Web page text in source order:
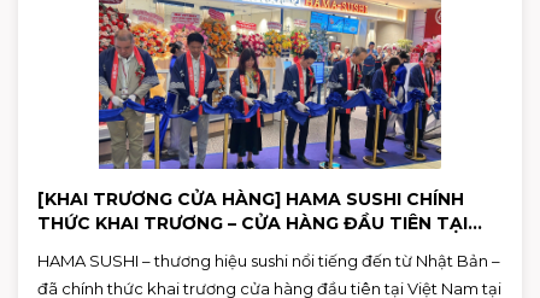
[KHAI TRƯƠNG CỬA HÀNG] HAMA SUSHI CHÍNH
THỨC KHAI TRƯƠNG – CỬA HÀNG ĐẦU TIÊN TẠI
HAMA SUSHI – thương hiệu sushi nổi tiếng đến từ Nhật Bản –
đã chính thức khai trương cửa hàng đầu tiên tại Việt Nam tại